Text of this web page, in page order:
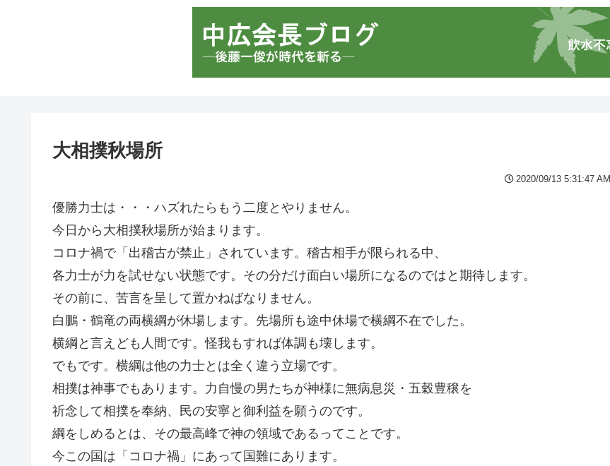
大相撲秋場所
2020/09/13 5:31:47 AM
優勝力士は・・・ハズれたらもう二度とやりません。
今日から大相撲秋場所が始まります。
コロナ禍で「出稽古が禁止」されています。稽古相手が限られる中、
各力士が力を試せない状態です。その分だけ面白い場所になるのではと期待します。
その前に、苦言を呈して置かねばなりません。
白鵬・鶴竜の両横綱が休場します。先場所も途中休場で横綱不在でした。
横綱と言えども人間です。怪我もすれば体調も壊します。
でもです。横綱は他の力士とは全く違う立場です。
相撲は神事でもあります。力自慢の男たちが神様に無病息災・五穀豊穣を
祈念して相撲を奉納、民の安寧と御利益を願うのです。
綱をしめるとは、その最高峰で神の領域であるってことです。
今この国は「コロナ禍」にあって国難にあります。